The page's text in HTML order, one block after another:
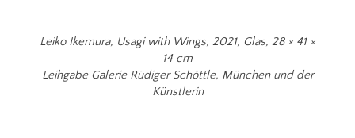
Leiko Ikemura, Usagi with Wings, 2021, Glas, 28 × 41 ×
14 cm
Leihgabe Galerie Rüdiger Schöttle, München und der
Künstlerin